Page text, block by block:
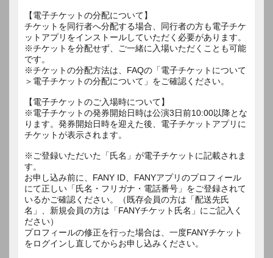
【電子チケットの分配について】
チケットを同行者へ分配する場合、同行者の方も電子チケ
ットアプリをインストールしていただく必要があります。
※チケットを分配せず、ご一緒に入場いただくことも可能
です。
※チケットの分配方法は、FAQの「電子チケットについて
＞電子チケットの分配について」をご確認ください。
【電子チケットのご入場時について】
※電子チケットの発券開始日時は公演3日前10:00以降とな
ります。発券開始日時を迎えた後、電子チケットアプリに
チケットが表示されます。
※ご登録いただいた「氏名」が電子チケットに記載されま
す。
お申し込み前に、FANY ID、FANYアプリのプロフィール
にて正しい「氏名・フリガナ・電話番号」をご登録されて
いるかご確認ください。（既存会員の方は「配送先氏
名」、新規会員の方は「FANYチケット氏名」にご記入く
ださい）
プロフィールの修正を行った場合は、一度FANYチケット
をログインし直してからお申し込みください。